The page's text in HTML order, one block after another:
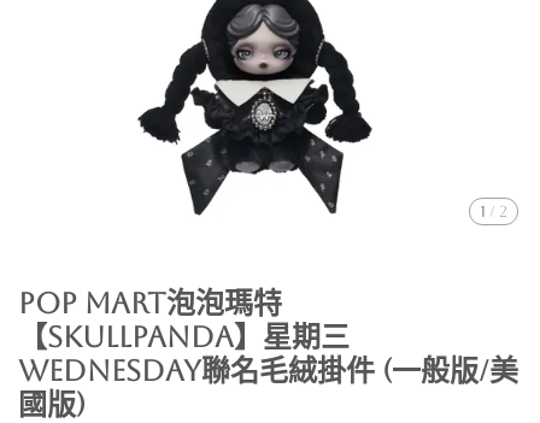
1 / 2
POP MART泡泡瑪特
【SKULLPANDA】星期三
Wednesday聯名毛絨掛件 (一般版/美
國版)